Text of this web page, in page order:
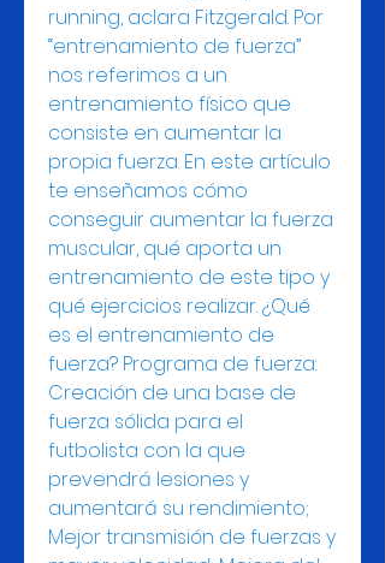
running, aclara Fitzgerald. Por
“entrenamiento de fuerza”
nos referimos a un
entrenamiento físico que
consiste en aumentar la
propia fuerza. En este artículo
te enseñamos cómo
conseguir aumentar la fuerza
muscular, qué aporta un
entrenamiento de este tipo y
qué ejercicios realizar. ¿Qué
es el entrenamiento de
fuerza? Programa de fuerza:
Creación de una base de
fuerza sólida para el
futbolista con la que
prevendrá lesiones y
aumentará su rendimiento;
Mejor transmisión de fuerzas y